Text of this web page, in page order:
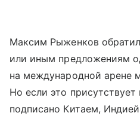
Максим Рыженков
или иным предложениям
на международной арене
Но если это присутствует
подписано Китаем,